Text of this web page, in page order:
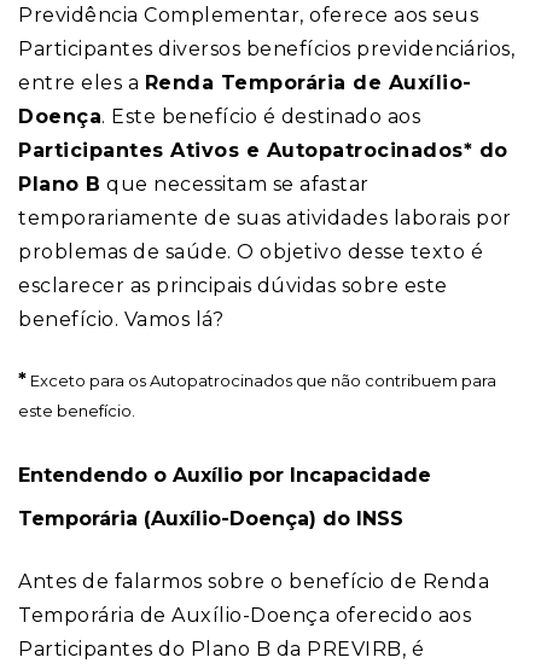
Previdência Complementar, oferece aos seus
Participantes diversos benefícios previdenciários,
entre eles a Renda Temporária de Auxílio-
Doença. Este benefício é destinado aos
Participantes Ativos e Autopatrocinados* do
Plano B que necessitam se afastar
temporariamente de suas atividades laborais por
problemas de saúde. O objetivo desse texto é
esclarecer as principais dúvidas sobre este
benefício. Vamos lá?
* Exceto para os Autopatrocinados que não contribuem para
este benefício.
Entendendo o Auxílio por Incapacidade
Temporária (Auxílio-Doença) do INSS
Antes de falarmos sobre o benefício de Renda
Temporária de Auxílio-Doença oferecido aos
Participantes do Plano B da PREVIRB, é